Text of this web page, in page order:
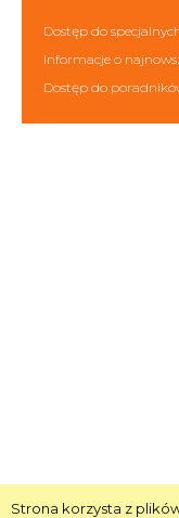
Strona korzysta z
Dostęp do
Informacje o
Dostęp do